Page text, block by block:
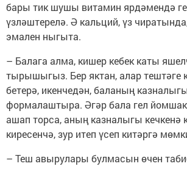
бары тик шушы витамин ярдәмендә
үзләштерелә. Ә кальций, үз
эмален ныгыта.
– Балага алма, кишер кебек каты
тырышыгыз. Бер яктан, алар тештәге
бетерә, икенчедән, баланың
формалаштыра. Әгәр бала гел
ашап торса, аның казналыгы кечкенә
киресенчә, зур итеп үсеп китәргә
– Теш авырулары булмасын өчен